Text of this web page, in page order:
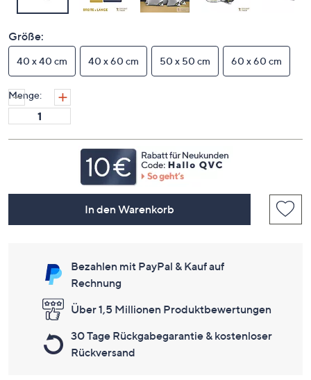
Größe:
40 x 40 cm 40 x 60 cm 50 x 50 cm 60 x 60 cm
Menge:
In den Warenkorb
Bezahlen mit PayPal & Kauf auf
Rechnung
Über 1,5 Millionen Produktbewertungen
30 Tage Rückgabegarantie & kostenloser
Rückversand